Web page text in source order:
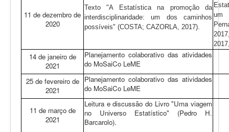
11 de dezembro de
2020
Texto "A Estatística na promoção da
interdisciplinaridade: um dos caminhos
possíveis" (COSTA; CAZORLA, 2017).
E
um
P
14 de janeiro de
2021
Planejamento colaborativo das atividades
do MoSaiCo LeME
25 de fevereiro de
2021
Planejamento colaborativo das atividades
do MoSaiCo LeME
11 de março de
2021
Leitura e discussão do Livro "Uma viagem
no Universo Estatístico" (Pedro H.
Barcarolo).